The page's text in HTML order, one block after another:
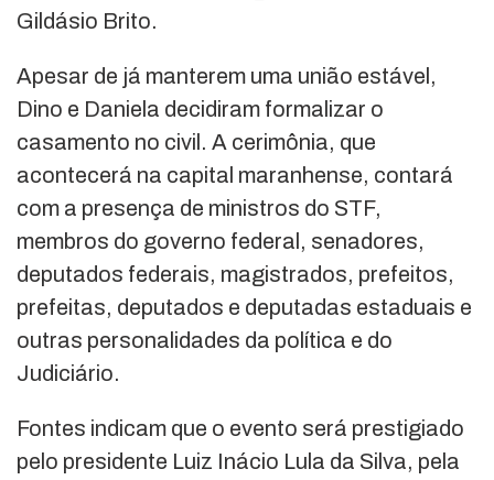
Gildásio Brito.
Apesar de já manterem uma união estável,
Dino e Daniela decidiram formalizar o
casamento no civil. A cerimônia, que
acontecerá na capital maranhense, contará
com a presença de ministros do STF,
membros do governo federal, senadores,
deputados federais, magistrados, prefeitos,
prefeitas, deputados e deputadas estaduais e
outras personalidades da política e do
Judiciário.
Fontes indicam que o evento será prestigiado
pelo presidente Luiz Inácio Lula da Silva, pela